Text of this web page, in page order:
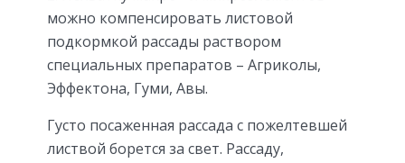
можно компенсировать листовой
подкормкой рассады раствором
специальных препаратов – Агриколы,
Эффектона, Гуми, Авы.
Густо посаженная рассада с пожелтевшей
листвой борется за свет. Рассаду,